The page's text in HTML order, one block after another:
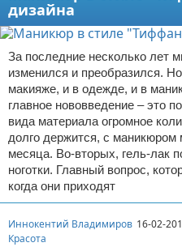
дизайна
За последние несколько лет
изменился и преобразился.
макияже, и в одежде, и в
главное нововведение – это
вида материала огромное
долго держится, с маникюром
месяца. Во-вторых, гель-лак
ноготки. Главный вопрос,
когда они приходят
Иннокентий Владимиров 16-02-
Красота